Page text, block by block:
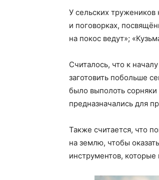
У сельских тружеников
и поговорках,
на покос ведут»;
Считалось, что к
заготовить побольше
было выполоть
предназначались для
Также считается, что
на землю, чтобы
инструментов,